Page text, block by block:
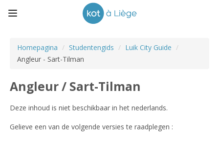
Homepagina / Studentengids / Luik City Guide /
Angleur - Sart-Tilman
Angleur / Sart-Tilman
Deze inhoud is niet beschikbaar in het nederlands.
Gelieve een van de volgende versies te raadplegen :